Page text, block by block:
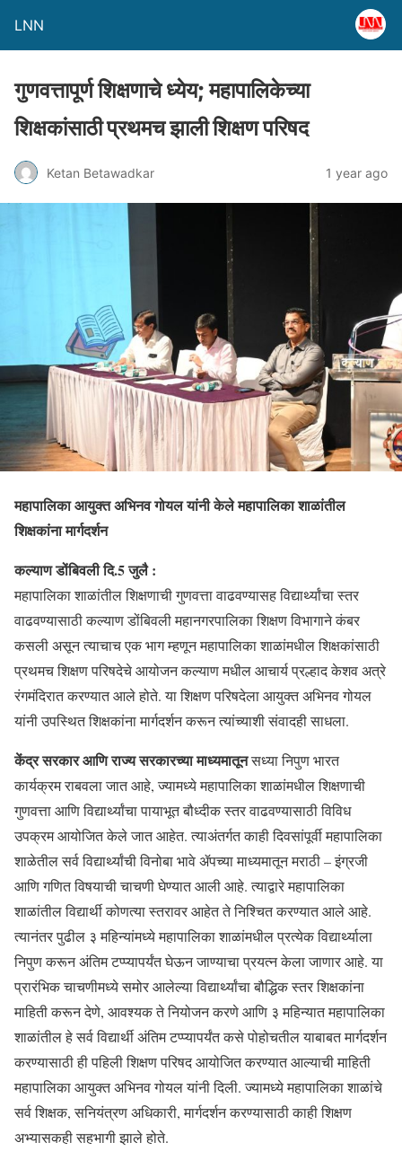
LNN
गुणवत्तापूर्ण शिक्षणाचे ध्येय; महापालिकेच्या
शिक्षकांसाठी प्रथमच झाली शिक्षण परिषद
Ketan Betawadkar 1 year ago
महापालिका आयुक्त अभिनव गोयल यांनी केले महापालिका शाळांतील
शिक्षकांना मार्गदर्शन
कल्याण डोंबिवली दि.5 जुलै :
महापालिका शाळांतील शिक्षणाची गुणवत्ता वाढवण्यासह विद्यार्थ्यांचा स्तर
वाढवण्यासाठी कल्याण डोंबिवली महानगरपालिका शिक्षण विभागाने कंबर
कसली असून त्याचाच एक भाग म्हणून महापालिका शाळांमधील शिक्षकांसाठी
प्रथमच शिक्षण परिषदेचे आयोजन कल्याण मधील आचार्य प्रल्हाद केशव अत्रे
रंगमंदिरात करण्यात आले होते. या शिक्षण परिषदेला आयुक्त अभिनव गोयल
यांनी उपस्थित शिक्षकांना मार्गदर्शन करून त्यांच्याशी संवादही साधला.
केंद्र सरकार आणि राज्य सरकारच्या माध्यमातूनसध्या निपुण भारत
कार्यक्रम राबवला जात आहे, ज्यामध्ये महापालिका शाळांमधील शिक्षणाची
गुणवत्ता आणि विद्यार्थ्यांचा पायाभूत बौध्दीक स्तर वाढवण्यासाठी विविध
उपक्रम आयोजित केले जात आहेत. त्याअंतर्गत काही दिवसांपूर्वी महापालिका
शाळेतील सर्व विद्यार्थ्यांची विनोबा भावे ॲपच्या माध्यमातून मराठी – इंग्रजी
आणि गणित विषयाची चाचणी घेण्यात आली आहे. त्याद्वारे महापालिका
शाळांतील विद्यार्थी कोणत्या स्तरावर आहेत ते निश्चित करण्यात आले आहे.
त्यानंतर पुढील ३ महिन्यांमध्ये महापालिका शाळांमधील प्रत्येक विद्यार्थ्याला
निपुण करून अंतिम टप्प्यापर्यंत घेऊन जाण्याचा प्रयत्न केला जाणार आहे. या
प्रारंभिक चाचणीमध्ये समोर आलेल्या विद्यार्थ्यांचा बौद्धिक स्तर शिक्षकांना
माहिती करून देणे, आवश्यक ते नियोजन करणे आणि ३ महिन्यात महापालिका
शाळांतील हे सर्व विद्यार्थी अंतिम टप्प्यापर्यंत कसे पोहोचतील याबाबत मार्गदर्शन
करण्यासाठी ही पहिली शिक्षण परिषद आयोजित करण्यात आल्याची माहिती
महापालिका आयुक्त अभिनव गोयल यांनी दिली. ज्यामध्ये महापालिका शाळांचे
सर्व शिक्षक, सनियंत्रण अधिकारी, मार्गदर्शन करण्यासाठी काही शिक्षण
अभ्यासकही सहभागी झाले होते.